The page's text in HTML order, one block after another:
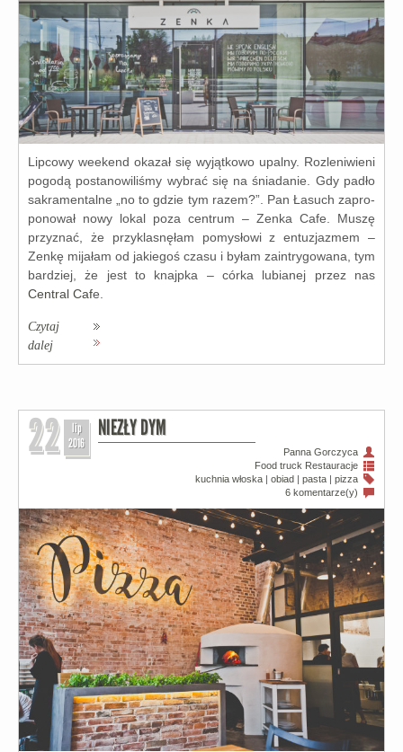
Lipcowy week­end oka­zał się wyjąt­ko­wo upal­ny. Rozleniwieni
pogo­dą posta­no­wi­li­śmy wybrać się na śnia­da­nie. Gdy padło
sakra­men­tal­ne „no to gdzie tym razem?”. Pan Łasuch zapro­
po­no­wał nowy lokal poza cen­trum – Zenka Cafe. Muszę
przy­znać, że przy­kla­snę­łam pomy­sło­wi z entu­zja­zmem –
Zenkę mija­łam od jakie­goś cza­su i byłam zain­try­go­wa­na, tym
bar­dziej, że jest to knajp­ka – cór­ka lubia­nej przez nas
Central Cafe.
Czytaj
dalej
22
lip
2016
NIEZŁY DYM
Panna Gorczyca
Food truck Restauracje
kuchnia włoska | obiad | pasta | pizza
6 komentarze(y)